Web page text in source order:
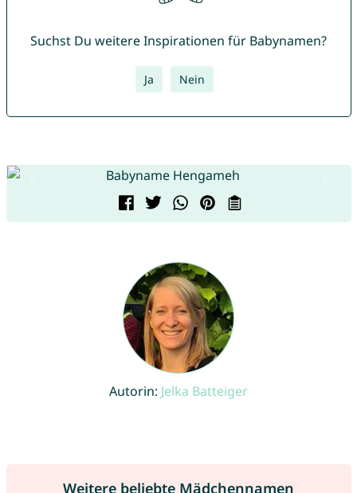
Suchst Du weitere Inspirationen für Babynamen?
Ja Nein
Autorin: Jelka Batteiger
Weitere beliebte Mädchennamen